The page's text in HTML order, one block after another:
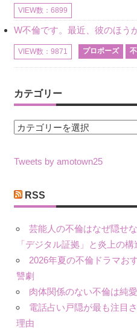
VIEW数：6899
VIEW数：9871 プロポーズ
カテゴリー
カ
ゴ
ー
Tweets by amotown25
RSS
芸能人の不倫はなぜ隠せ
「デジタル証拠」と炎上の構
2026年夏の不倫ドラマお
讐劇
肉体関係のない不倫は純
電話占い戸隠が最も注目
理由